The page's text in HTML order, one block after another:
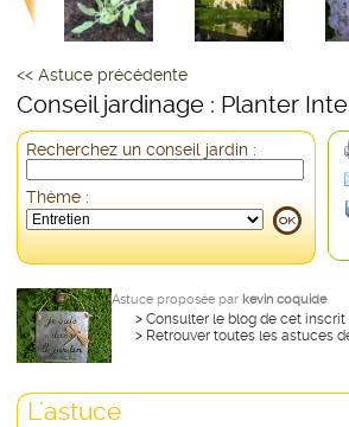
<< Astuce précédente
Conseil jardinage : Planter
Recherchez un conseil jardin :
Thème :
Astuce proposée par kevin coquide
> Consulter le blog de cet inscrit
> Retrouver toutes les astuces
L'astuce